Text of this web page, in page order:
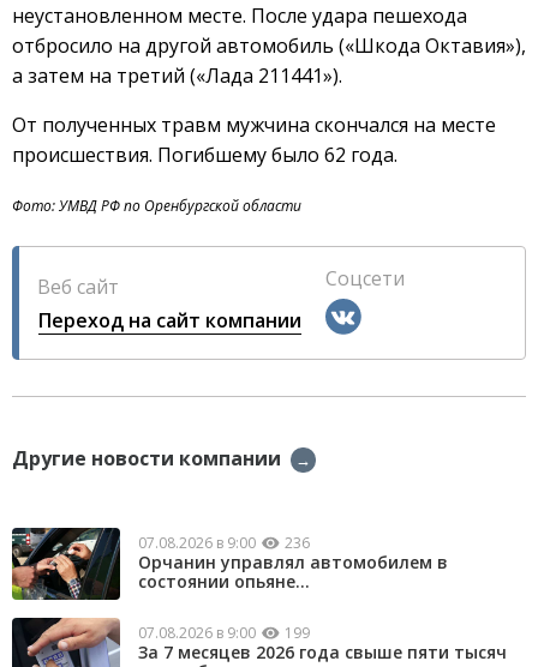
неустановленном месте. После удара пешехода
отбросило на другой автомобиль («Шкода Октавия»),
а затем на третий («Лада 211441»).
От полученных травм мужчина скончался на месте
происшествия. Погибшему было 62 года.
Фото: УМВД РФ по Оренбургской области
Веб сайт
Переход на сайт компании
Соцсети
Другие новости компании →
07.08.2026 в 9:00 236
Орчанин управлял автомобилем в
состоянии опьяне...
07.08.2026 в 9:00 199
За 7 месяцев 2026 года свыше пяти тысяч